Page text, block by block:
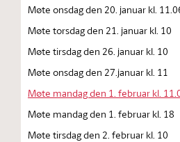
Møte onsdag den 20. januar kl.
Møte torsdag den 21. januar kl. 10
Møte tirsdag den 26. januar kl. 10
Møte onsdag den 27.januar kl. 11
Møte mandag den 1. februar kl.
Møte mandag den 1. februar kl. 18
Møte tirsdag den 2. februar kl. 10